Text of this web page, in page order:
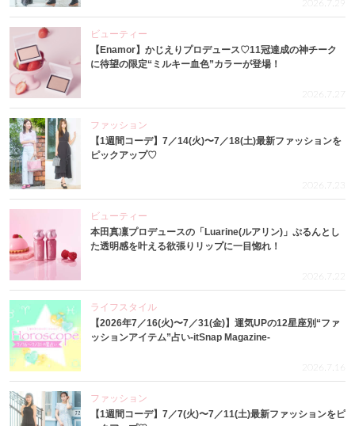
2026.7.29
ビューティー
【Enamor】かじえりプロデュース♡11冠達成の神チーク
に待望の限定“ミルキー血色”カラーが登場！
2026.7.27
ファッション
【1週間コーデ】7／14(火)〜7／18(土)最新ファッションを
ピックアップ♡
2026.7.23
ビューティー
本田真凜プロデュースの「Luarine(ルアリン)」ぷるんとし
た透明感を叶える欲張りリップに一目惚れ！
2026.7.22
ライフスタイル
【2026年7／16(火)〜7／31(金)】運気UPの12星座別“ファ
ッションアイテム”占い-itSnap Magazine-
2026.7.16
ファッション
【1週間コーデ】7／7(火)〜7／11(土)最新ファッションをピ